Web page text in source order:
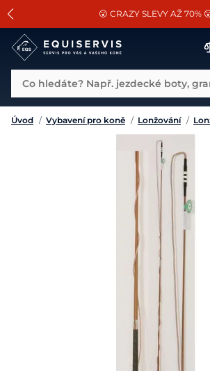
SLEVA 13% na vše od
😮 CRAZY SLEVY AŽ 70%
📐Pasování a doplňky k vybraným
Úvod / Vybavení pro koně / Lonžování /